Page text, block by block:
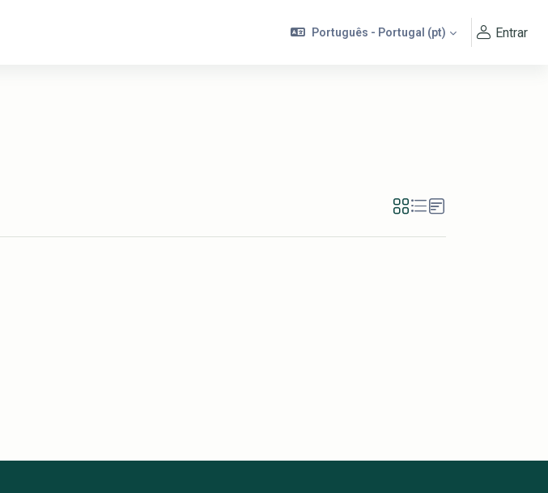
Português - Portugal ‎(pt)‎ Entrar